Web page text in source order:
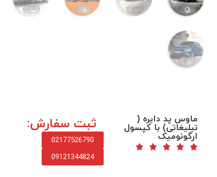
ماوس پد دایره (
تبلیغاتی) با کپسول
ارگونومیک
ثبت سفارش:
02177526790
09121344824